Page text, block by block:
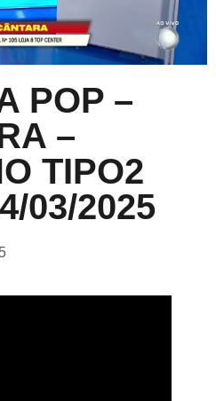
POP –
–
TIPO2
03/2025